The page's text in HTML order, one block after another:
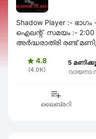
Shadow Player :-
ഐലന്റ് സമയം :- 2:00
അർദ്ധരാത്രി രണ്ട്
സമയം.രാത്രി
4.8
(4.0K)
5
വായനാ
ലൈബ്രറി